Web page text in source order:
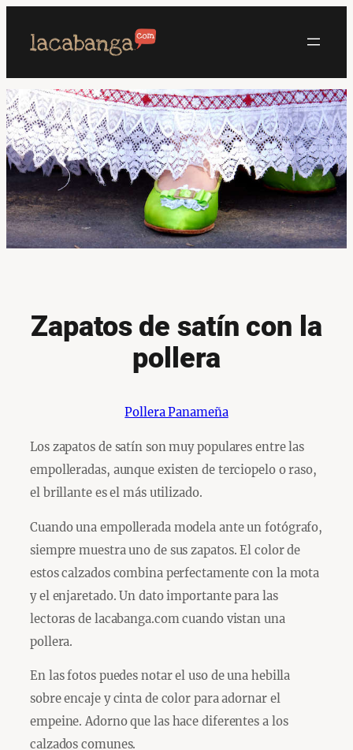
Zapatos de satín con la
pollera
Pollera Panameña
Los zapatos de satín son muy populares entre las
empolleradas, aunque existen de terciopelo o raso,
el brillante es el más utilizado.
Cuando una empollerada modela ante un fotógrafo,
siempre muestra uno de sus zapatos. El color de
estos calzados combina perfectamente con la mota
y el enjaretado. Un dato importante para las
lectoras de lacabanga.com cuando vistan una
pollera.
En las fotos puedes notar el uso de una hebilla
sobre encaje y cinta de color para adornar el
empeine. Adorno que las hace diferentes a los
calzados comunes.